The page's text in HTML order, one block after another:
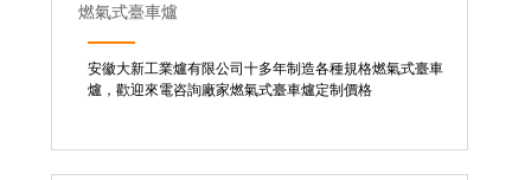
燃氣式臺車爐
安徽大新工業爐有限公司十多年制造各種規格燃氣式臺車
爐，歡迎來電咨詢廠家燃氣式臺車爐定制價格